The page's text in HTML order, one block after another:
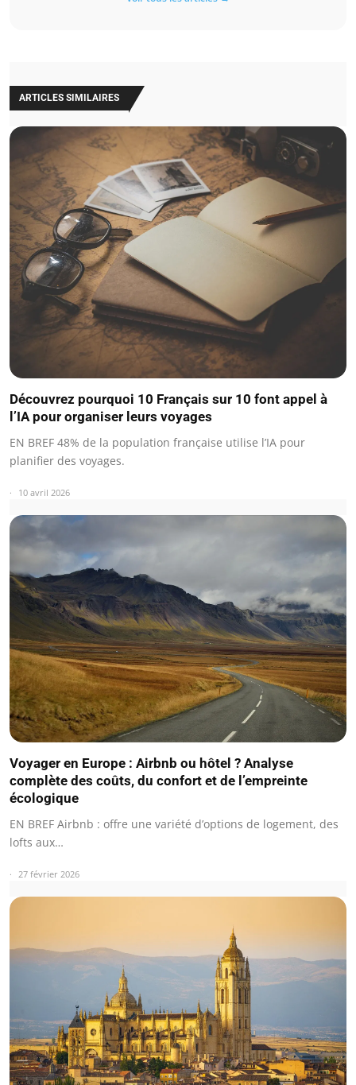
ARTICLES SIMILAIRES
Découvrez pourquoi 10 Français sur 10 font appel à
l’IA pour organiser leurs voyages
EN BREF 48% de la population française utilise l’IA pour
planifier des voyages.
10 avril 2026
Voyager en Europe : Airbnb ou hôtel ? Analyse
complète des coûts, du confort et de l’empreinte
écologique
EN BREF Airbnb : offre une variété d’options de logement, des
lofts aux…
27 février 2026